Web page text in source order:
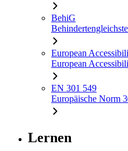
BehiG
European
European
EN 301 549
Europäische Norm
Lernen